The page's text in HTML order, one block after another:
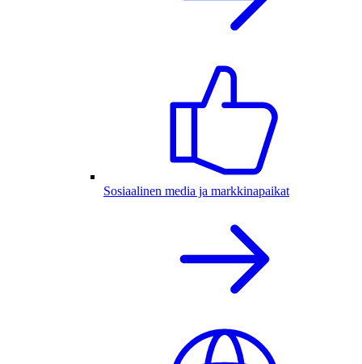
Sosiaalinen media ja markkinapaikat